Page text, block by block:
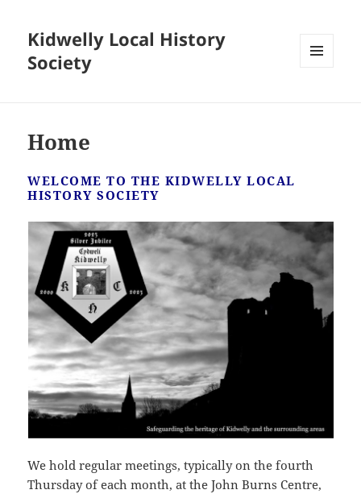
Kidwelly Local History
Society
Home
WELCOME TO THE KIDWELLY LOCAL
HISTORY SOCIETY
We hold regular meetings, typically on the fourth
Thursday of each month, at the John Burns Centre,